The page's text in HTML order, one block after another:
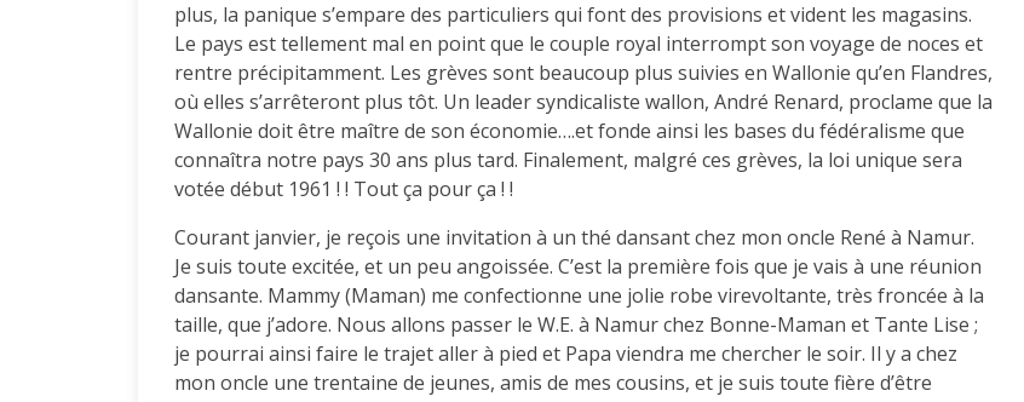
plus, la panique s’empare des particuliers qui font des provisions et vident les magasins.
Le pays est tellement mal en point que le couple royal interrompt son voyage de noces et
rentre précipitamment. Les grèves sont beaucoup plus suivies en Wallonie qu’en Flandres,
où elles s’arrêteront plus tôt. Un leader syndicaliste wallon, André Renard, proclame que la
Wallonie doit être maître de son économie….et fonde ainsi les bases du fédéralisme que
connaîtra notre pays 30 ans plus tard. Finalement, malgré ces grèves, la loi unique sera
votée début 1961 ! ! Tout ça pour ça ! !
Courant janvier, je reçois une invitation à un thé dansant chez mon oncle René à Namur.
Je suis toute excitée, et un peu angoissée. C’est la première fois que je vais à une réunion
dansante. Mammy (Maman) me confectionne une jolie robe virevoltante, très froncée à la
taille, que j’adore. Nous allons passer le W.E. à Namur chez Bonne-Maman et Tante Lise ;
je pourrai ainsi faire le trajet aller à pied et Papa viendra me chercher le soir. Il y a chez
mon oncle une trentaine de jeunes, amis de mes cousins, et je suis toute fière d’être